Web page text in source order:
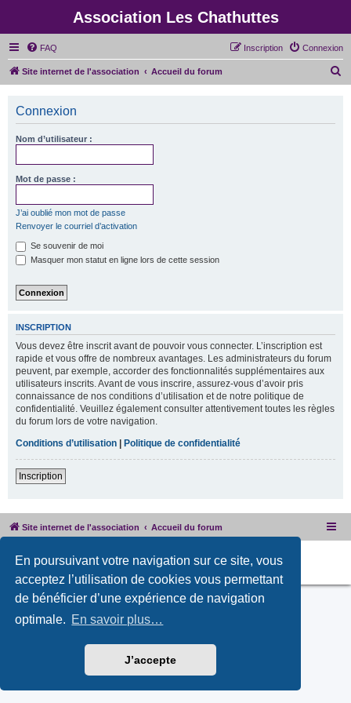
En poursuivant votre navigation sur ce site, vous
acceptez l’utilisation de cookies vous permettant
de bénéficier d’une expérience de navigation
optimale. En savoir plus…
J’accepte
Association Les Chathuttes
FAQ Connexion
Inscription
Site internet de l'association Accueil du forum
Connexion
Nom d’utilisateur :
Mot de passe :
J’ai oublié mon mot de passe
Renvoyer le courriel d’activation
Se souvenir de moi
Masquer mon statut en ligne lors de cette session
INSCRIPTION
Vous devez être inscrit avant de pouvoir vous connecter. L’inscription est
rapide et vous offre de nombreux avantages. Les administrateurs du forum
peuvent, par exemple, accorder des fonctionnalités supplémentaires aux
utilisateurs inscrits. Avant de vous inscrire, assurez-vous d’avoir pris
connaissance de nos conditions d’utilisation et de notre politique de
confidentialité. Veuillez également consulter attentivement toutes les règles
du forum lors de votre navigation.
Conditions d’utilisation | Politique de confidentialité
Inscription
Site internet de l'association Accueil du forum
Développé par
® Forum Software © phpBB Limited
PRIVACY_LINK